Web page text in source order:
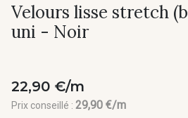
Velours lisse stretch
uni - Noir
22,90 €/m
Prix conseillé : 29,90 €/m